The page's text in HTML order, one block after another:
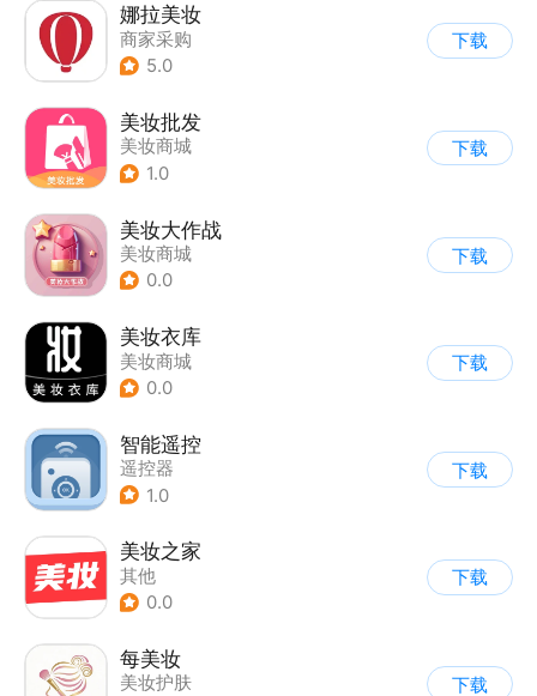
娜拉美妆
商家采购
5.0
下载
美妆批发
美妆商城
1.0
下载
美妆大作战
美妆商城
0.0
下载
美妆衣库
美妆商城
0.0
下载
智能遥控
遥控器
1.0
下载
美妆之家
其他
0.0
下载
每美妆
美妆护肤
下载